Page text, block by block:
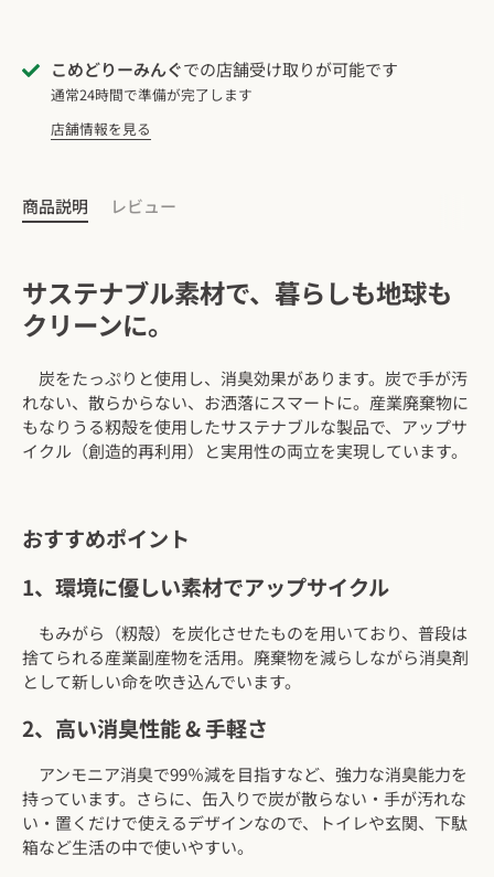
こめどりーみんぐでの店舗受け取りが可能です
通常24時間で準備が完了します
店舗情報を見る
商品説明 レビュー
サステナブル素材で、暮らしも地球も
クリーンに。
炭をたっぷりと使用し、消臭効果があります。炭で手が汚
れない、散らからない、お洒落にスマートに。産業廃棄物に
もなりうる籾殻を使用したサステナブルな製品で、アップサ
イクル（創造的再利用）と実用性の両立を実現しています。
おすすめポイント
1、環境に優しい素材でアップサイクル
もみがら（籾殻）を炭化させたものを用いており、普段は
捨てられる産業副産物を活用。廃棄物を減らしながら消臭剤
として新しい命を吹き込んでいます。
2、高い消臭性能 & 手軽さ
アンモニア消臭で99％減を目指すなど、強力な消臭能力を
持っています。さらに、缶入りで炭が散らない・手が汚れな
い・置くだけで使えるデザインなので、トイレや玄関、下駄
箱など生活の中で使いやすい。